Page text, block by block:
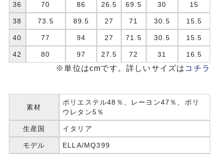
36 70 86 26.5 69.5 30 15
38 73.5 89.5 27 71 30.5 15.5
40 77 94 27 71.5 30.5 15.5
42 80 97 27.5 72 31 16.5
※単位はcmです。詳しいサイズは コチラ
素材
ポリエステル48％、レーヨン47％、ポリ
ウレタン5％
生産国 イタリア
モデル ELLA/MQ399